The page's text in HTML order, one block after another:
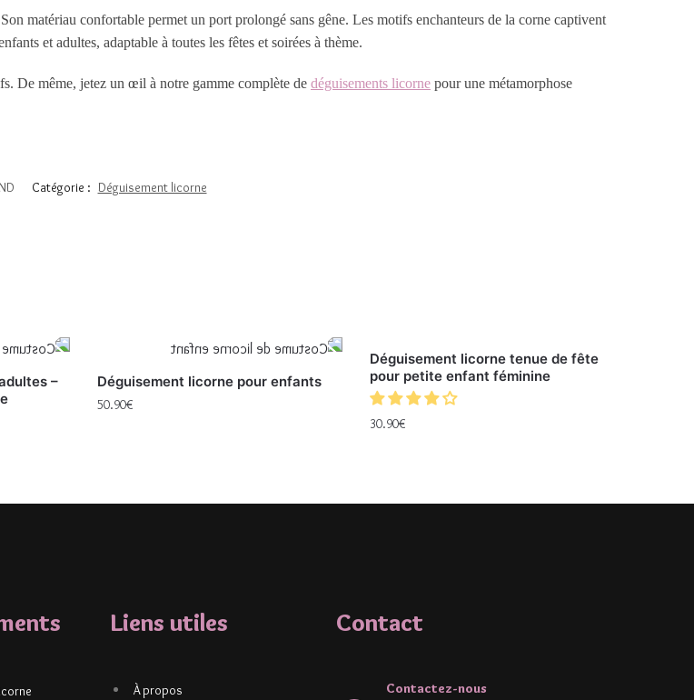
matériau confortable permet un port prolongé sans gêne. Les motifs enchanteurs de la corne captivent
et adultes, adaptable à toutes les fêtes et soirées à thème.
De même, jetez un œil à notre gamme complète dedéguisements licorne pour une métamorphose
Catégorie : Déguisement licorne
–
Déguisement licorne pour enfants
50.90€
Déguisement licorne tenue de fête
pour petite enfant féminine
30.90€
Liens utiles
À propos
Contact
Contactez-nous